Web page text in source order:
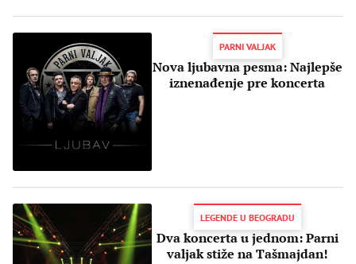
PARNI VALJAK
Nova ljubavna pesma: Najlepše
iznenađenje pre koncerta
LEGENDE U BEOGRADU
Dva koncerta u jednom: Parni
valjak stiže na Tašmajdan!